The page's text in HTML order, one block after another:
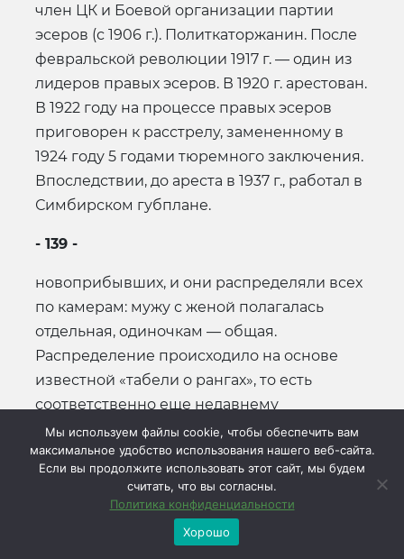
член ЦК и Боевой организации партии
эсеров (с 1906 г.). Политкаторжанин. После
февральской революции 1917 г. — один из
лидеров правых эсеров. В 1920 г. арестован.
В 1922 году на процессе правых эсеров
приговорен к расстрелу, замененному в
1924 году 5 годами тюремного заключения.
Впоследствии, до ареста в 1937 г., работал в
Симбирском губплане.
- 139 -
новоприбывших, и они распределяли всех
по камерам: мужу с женой полагалась
отдельная, одиночкам — общая.
Распределение происходило на основе
известной «табели о рангах», то есть
соответственно еще недавнему
положению в своей партии. В коридорах
«социалистического корпуса» существовал
свой «Арбат» и свое «Замоскворечье» —
лучшие, более светлые и теплые, камеры, и
другие — потемнее, потеснее. Нам с
Борисом было безразлично, куда нас
Мы используем файлы cookie, чтобы обеспечить вам
максимальное удобство использования нашего веб-сайта.
Если вы продолжите использовать этот сайт, мы будем
считать, что вы согласны.
Политика конфиденциальности
Хорошо